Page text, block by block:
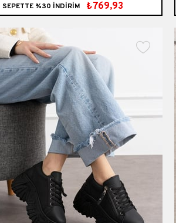
SEPETTE %30 İNDİRİM ₺769,93